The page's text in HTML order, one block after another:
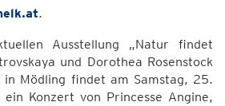
.
Ausstellung „Natur findet
und Dorothea Rosenstock
in Mödling findet am Samstag, 25.
Konzert von Princesse Angine,